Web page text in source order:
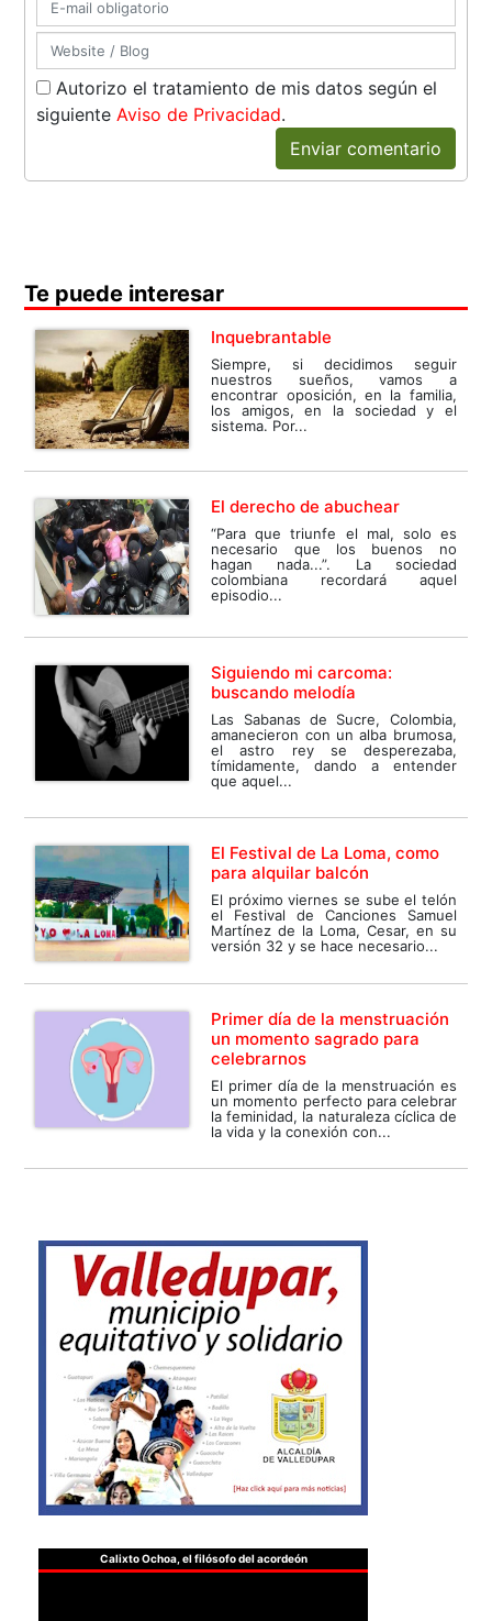
Autorizo el tratamiento de mis datos según el
siguienteAviso de Privacidad.
Enviar comentario
Te puede interesar
Inquebrantable
Siempre, si decidimos seguir
nuestros sueños, vamos a
encontrar oposición, en la familia,
los amigos, en la sociedad y el
sistema. Por...
El derecho de abuchear
“Para que triunfe el mal, solo es
necesario que los buenos no
hagan nada...”. La sociedad
colombiana recordará aquel
episodio...
Siguiendo mi carcoma:
buscando melodía
Las Sabanas de Sucre, Colombia,
amanecieron con un alba brumosa,
el astro rey se desperezaba,
tímidamente, dando a entender
que aquel...
El Festival de La Loma, como
para alquilar balcón
El próximo viernes se sube el telón
el Festival de Canciones Samuel
Martínez de la Loma, Cesar, en su
versión 32 y se hace necesario...
Primer día de la menstruación
un momento sagrado para
celebrarnos
El primer día de la menstruación es
un momento perfecto para celebrar
la feminidad, la naturaleza cíclica de
la vida y la conexión con...
Calixto Ochoa, el filósofo del acordeón